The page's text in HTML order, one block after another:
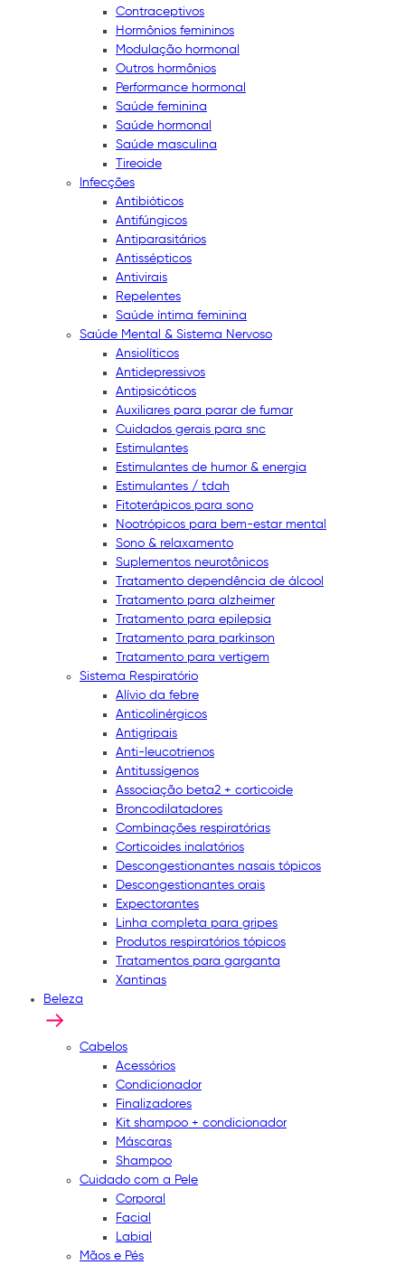
Contraceptivos
Hormônios femininos
Modulação hormonal
Outros hormônios
Performance hormonal
Saúde feminina
Saúde hormonal
Saúde masculina
Tireoide
Infecções
Antibióticos
Antifúngicos
Antiparasitários
Antissépticos
Antivirais
Repelentes
Saúde íntima feminina
Saúde Mental & Sistema Nervoso
Ansiolíticos
Antidepressivos
Antipsicóticos
Auxiliares para parar de fumar
Cuidados gerais para snc
Estimulantes
Estimulantes de humor & energia
Estimulantes / tdah
Fitoterápicos para sono
Nootrópicos para bem-estar mental
Sono & relaxamento
Suplementos neurotônicos
Tratamento dependência de álcool
Tratamento para alzheimer
Tratamento para epilepsia
Tratamento para parkinson
Tratamento para vertigem
Sistema Respiratório
Alívio da febre
Anticolinérgicos
Antigripais
Anti-leucotrienos
Antitussígenos
Associação beta2 + corticoide
Broncodilatadores
Combinações respiratórias
Corticoides inalatórios
Descongestionantes nasais tópicos
Descongestionantes orais
Expectorantes
Linha completa para gripes
Produtos respiratórios tópicos
Tratamentos para garganta
Xantinas
Beleza
Cabelos
Acessórios
Condicionador
Finalizadores
Kit shampoo + condicionador
Máscaras
Shampoo
Cuidado com a Pele
Corporal
Facial
Labial
Mãos e Pés